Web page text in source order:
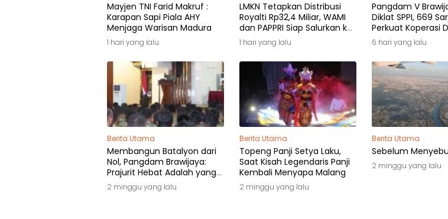
Mayjen TNI Farid Makruf :
Karapan Sapi Piala AHY
Menjaga Warisan Madura
1 hari yang lalu
LMKN Tetapkan Distribusi
Royalti Rp32,4 Miliar, WAMI
dan PAPPRI Siap Salurkan ke
Pemilik Hak
1 hari yang lalu
Pangdam V
Diklat SPPI, 669
Perkuat Koperasi
Kampung Nelayan
6 hari yang lalu
Berita Utama
Membangun Batalyon dari
Nol, Pangdam Brawijaya:
Prajurit Hebat Adalah yang
Dibutuhkan Rakyat
2 minggu yang lalu
Berita Utama
Topeng Panji Setya Laku,
Saat Kisah Legendaris Panji
Kembali Menyapa Malang
2 minggu yang lalu
Berita Utama
Sebelum
2 minggu yang lalu